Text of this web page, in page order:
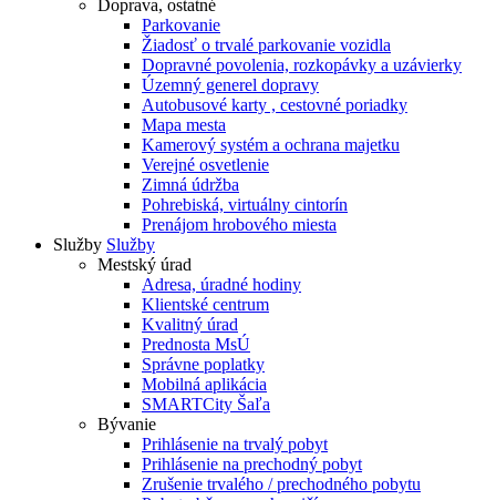
Doprava, ostatné
Parkovanie
Žiadosť o trvalé parkovanie vozidla
Dopravné povolenia, rozkopávky a uzávierky
Územný generel dopravy
Autobusové karty , cestovné poriadky
Mapa mesta
Kamerový systém a ochrana majetku
Verejné osvetlenie
Zimná údržba
Pohrebiská, virtuálny cintorín
Prenájom hrobového miesta
Služby Služby
Mestský úrad
Adresa, úradné hodiny
Klientské centrum
Kvalitný úrad
Prednosta MsÚ
Správne poplatky
Mobilná aplikácia
SMARTCity Šaľa
Bývanie
Prihlásenie na trvalý pobyt
Prihlásenie na prechodný pobyt
Zrušenie trvalého / prechodného pobytu